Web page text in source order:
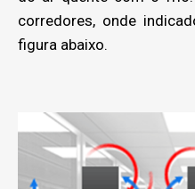
corredores, onde
figura abaixo.